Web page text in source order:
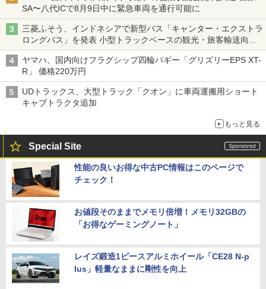
SA〜八代ICで8月9日中に緊急車両を通行可能に
三菱ふそう、インドネシアで新型バス「キャンター・エクストラ
ロングバス」を発表 小型トラックベースの観光・旅客輸送向け
バス
ヤマハ、国内向けフラグシップ四輪バギー「グリズリーEPS XT-
R」 価格220万円
UDトラックス、大型トラック「クオン」に車両運搬用ショート
キャブトラクタ追加
もっと見る
Special Site
性能の良いお得な中古PC情報はこのページで
チェック！
お値段そのままでメモリ倍増！メモリ32GBの
「お得なゲーミングノート」
レイズ鍛造1ピースアルミホイール「CE28 N-p
lus」軽量なままに剛性を向上